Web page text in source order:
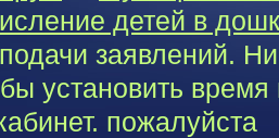
детей в
заявлений.
установить
пожалуйста